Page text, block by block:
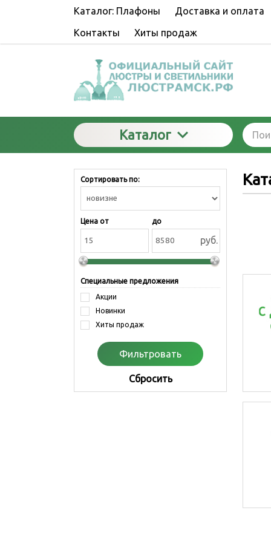
Каталог: Плафоны
Доставка и оплата
Контакты
Хиты продаж
Каталог
Сортировать по:
Цена от до
руб.
Специальные предложения
Акции
Новинки
Хиты продаж
Cбросить